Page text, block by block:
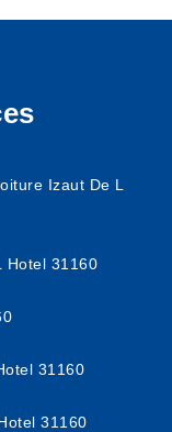
Izaut De L
Hotel 31160
31160
31160